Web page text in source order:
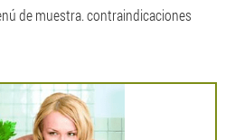
de muestra. contraindicaciones